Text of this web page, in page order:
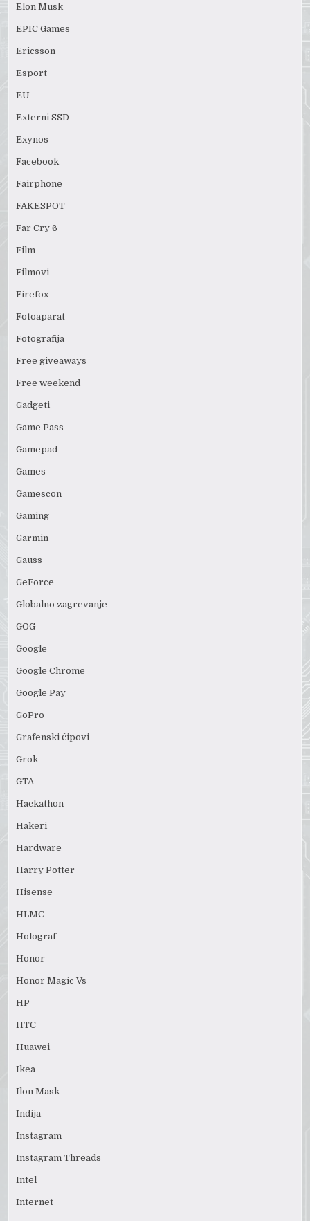
Elon Musk
EPIC Games
Ericsson
Esport
EU
Externi SSD
Exynos
Facebook
Fairphone
FAKESPOT
Far Cry 6
Film
Filmovi
Firefox
Fotoaparat
Fotografija
Free giveaways
Free weekend
Gadgeti
Game Pass
Gamepad
Games
Gamescon
Gaming
Garmin
Gauss
GeForce
Globalno zagrevanje
GOG
Google
Google Chrome
Google Pay
GoPro
Grafenski čipovi
Grok
GTA
Hackathon
Hakeri
Hardware
Harry Potter
Hisense
HLMC
Holograf
Honor
Honor Magic Vs
HP
HTC
Huawei
Ikea
Ilon Mask
Indija
Instagram
Instagram Threads
Intel
Internet